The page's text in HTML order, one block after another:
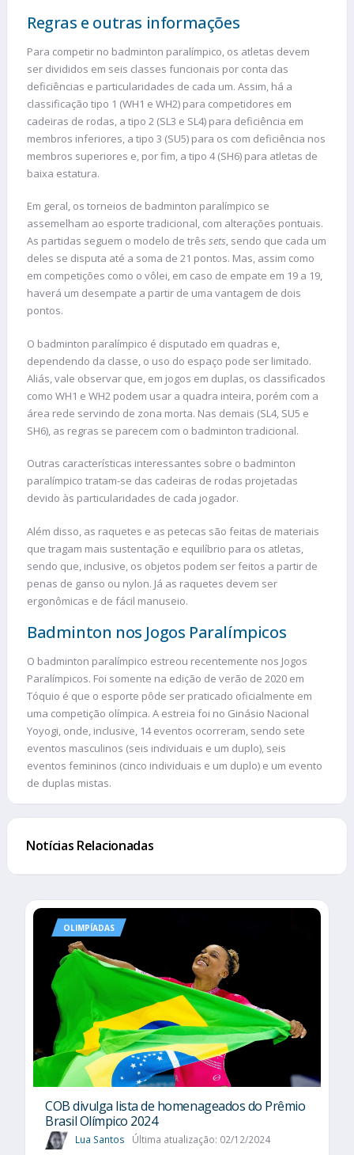
Regras e outras informações
Para competir no badminton paralímpico, os atletas devem
ser divididos em seis classes funcionais por conta das
deficiências e particularidades de cada um. Assim, há a
classificação tipo 1 (WH1 e WH2) para competidores em
cadeiras de rodas, a tipo 2 (SL3 e SL4) para deficiência em
membros inferiores, a tipo 3 (SU5) para os com deficiência nos
membros superiores e, por fim, a tipo 4 (SH6) para atletas de
baixa estatura.
Em geral, os torneios de badminton paralímpico se
assemelham ao esporte tradicional, com alterações pontuais.
As partidas seguem o modelo de três sets, sendo que cada um
deles se disputa até a soma de 21 pontos. Mas, assim como
em competições como o vôlei, em caso de empate em 19 a 19,
haverá um desempate a partir de uma vantagem de dois
pontos.
O badminton paralímpico é disputado em quadras e,
dependendo da classe, o uso do espaço pode ser limitado.
Aliás, vale observar que, em jogos em duplas, os classificados
como WH1 e WH2 podem usar a quadra inteira, porém com a
área rede servindo de zona morta. Nas demais (SL4, SU5 e
SH6), as regras se parecem com o badminton tradicional.
Outras características interessantes sobre o badminton
paralímpico tratam-se das cadeiras de rodas projetadas
devido às particularidades de cada jogador.
Além disso, as raquetes e as petecas são feitas de materiais
que tragam mais sustentação e equilíbrio para os atletas,
sendo que, inclusive, os objetos podem ser feitos a partir de
penas de ganso ou nylon. Já as raquetes devem ser
ergonômicas e de fácil manuseio.
Badminton nos Jogos Paralímpicos
O badminton paralímpico estreou recentemente nos Jogos
Paralímpicos. Foi somente na edição de verão de 2020 em
Tóquio é que o esporte pôde ser praticado oficialmente em
uma competição olímpica. A estreia foi no Ginásio Nacional
Yoyogi, onde, inclusive, 14 eventos ocorreram, sendo sete
eventos masculinos (seis individuais e um duplo), seis
eventos femininos (cinco individuais e um duplo) e um evento
de duplas mistas.
Notícias Relacionadas
OLIMPÍADAS
COB divulga lista de homenageados do Prêmio
Brasil Olímpico 2024
Lua Santos Última atualização: 02/12/2024